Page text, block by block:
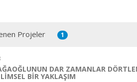
Projeler 1
DAR ZAMANLAR
BİR YAKLAŞIM